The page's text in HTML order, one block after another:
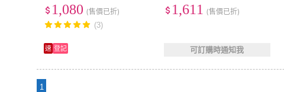
1,080 (售價已折)
(3)
速 登記
1,611 (售價已折)
可訂購時通知我
1